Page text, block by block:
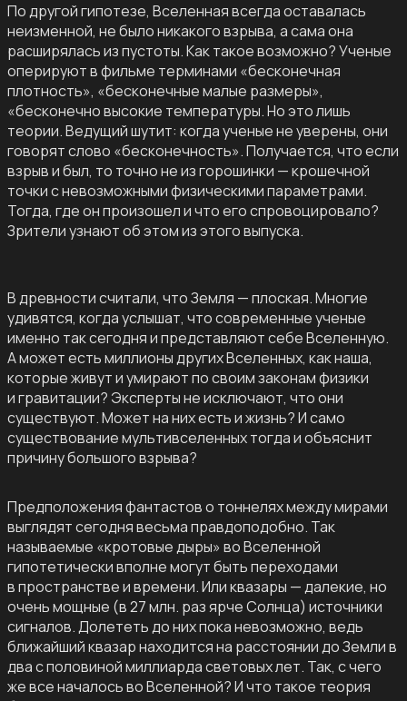
По другой гипотезе, Вселенная всегда оставалась
неизменной, не было никакого взрыва, а сама она
расширялась из пустоты. Как такое возможно? Ученые
оперируют в фильме терминами «бесконечная
плотность», «бесконечные малые размеры»,
«бесконечно высокие температуры. Но это лишь
теории. Ведущий шутит: когда ученые не уверены, они
говорят слово «бесконечность». Получается, что если
взрыв и был, то точно не из горошинки — крошечной
точки с невозможными физическими параметрами.
Тогда, где он произошел и что его спровоцировало?
Зрители узнают об этом из этого выпуска.
В древности считали, что Земля — плоская. Многие
удивятся, когда услышат, что современные ученые
именно так сегодня и представляют себе Вселенную.
А может есть миллионы других Вселенных, как наша,
которые живут и умирают по своим законам физики
и гравитации? Эксперты не исключают, что они
существуют. Может на них есть и жизнь? И само
существование мультивселенных тогда и объяснит
причину большого взрыва?
Предположения фантастов о тоннелях между мирами
выглядят сегодня весьма правдоподобно. Так
называемые «кротовые дыры» во Вселенной
гипотетически вполне могут быть переходами
в пространстве и времени. Или квазары — далекие, но
очень мощные (в 27 млн. раз ярче Солнца) источники
сигналов. Долететь до них пока невозможно, ведь
ближайший квазар находится на расстоянии до Земли в
два с половиной миллиарда световых лет. Так, с чего
же все началось во Вселенной? И что такое теория